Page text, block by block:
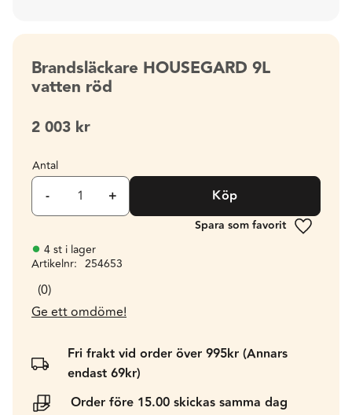
Brandsläckare HOUSEGARD 9L
vatten röd
2 003 kr
Antal
+
- Köp
Lägg till
4 st i lager
Artikelnr
254653
0
Ge ett omdöme!
Fri frakt vid order över 995kr (Annars
endast 69kr)
Order före 15.00 skickas samma dag